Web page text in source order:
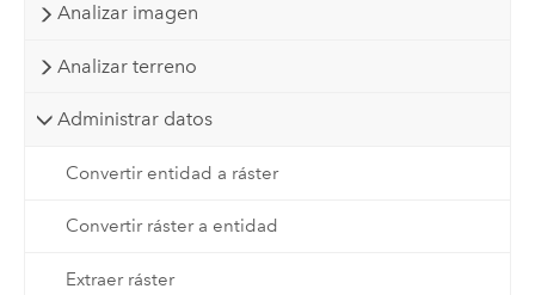
Analizar imagen
Analizar terreno
Administrar datos
Convertir entidad a ráster
Convertir ráster a entidad
Extraer ráster